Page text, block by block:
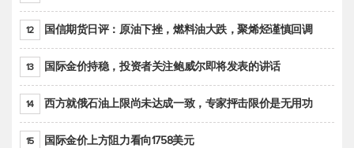
12 国信期货日评：原油下挫，燃料油大跌，聚烯烃谨慎回调
13 国际金价持稳，投资者关注鲍威尔即将发表的讲话
14 西方就俄石油上限尚未达成一致，专家抨击限价是无用功
15 国际金价上方阻力看向1758美元